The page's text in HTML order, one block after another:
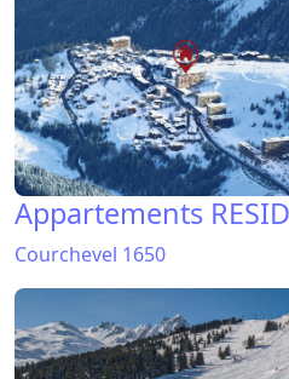
Appartements
Courchevel 1650